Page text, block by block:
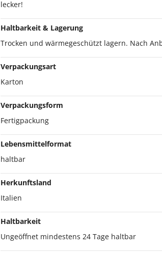
lecker!
Haltbarkeit & Lagerung
Trocken und wärmegeschützt lagern. Nach
Verpackungsart
Karton
Verpackungsform
Fertigpackung
Lebensmittelformat
haltbar
Herkunftsland
Italien
Haltbarkeit
Ungeöffnet mindestens 24 Tage haltbar